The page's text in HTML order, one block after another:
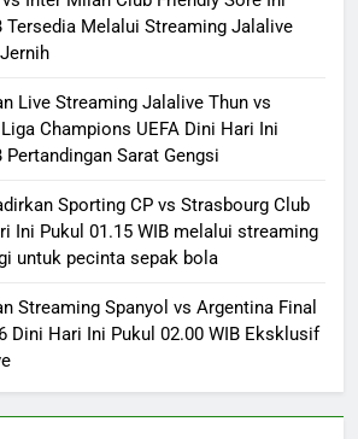
Tersedia Melalui Streaming Jalalive
Live Streaming Jalalive Thun vs
Champions UEFA Dini Hari Ini
Pertandingan Sarat Gengsi
Sporting CP vs Strasbourg Club
Ini Pukul 01.15 WIB melalui streaming
untuk pecinta sepak bola
Streaming Spanyol vs Argentina Final
Dini Hari Ini Pukul 02.00 WIB Eksklusif